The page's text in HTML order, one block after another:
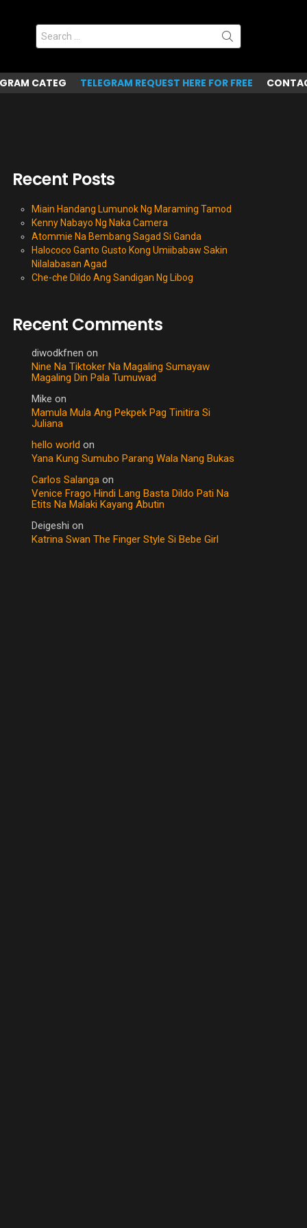
Search
for:
CATEG TELEGRAM REQUEST HERE FOR FREE
Recent Posts
Miain Handang Lumunok Ng Maraming Tamod
Kenny Nabayo Ng Naka Camera
Atommie Na Bembang Sagad Si Ganda
Halococo Ganto Gusto Kong Umiibabaw Sakin
Nilalabasan Agad
Che-che Dildo Ang Sandigan Ng Libog
Recent Comments
diwodkfnen on
Nine Na Tiktoker Na Magaling Sumayaw
Magaling Din Pala Tumuwad
Mike on
Mamula Mula Ang Pekpek Pag Tinitira Si
Juliana
hello world on
Yana Kung Sumubo Parang Wala Nang Bukas
Carlos Salanga on
Venice Frago Hindi Lang Basta Dildo Pati Na
Etits Na Malaki Kayang Abutin
Deigeshi on
Katrina Swan The Finger Style Si Bebe Girl